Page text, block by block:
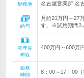
勤務地
名古屋営業所 名
給与
月給21万円～27
す。※試用期間3
初年度
年収
400万円～600万
勤務
時間
8：00～17：00（